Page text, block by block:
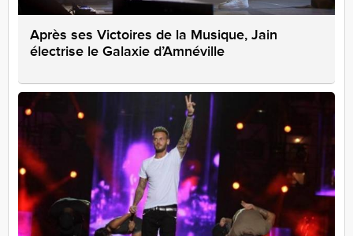
Après ses Victoires de la Musique, Jain
électrise le Galaxie d’Amnéville